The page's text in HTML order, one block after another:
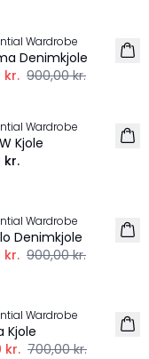
Wardrobe
Denimkjole
kr. 900,00 kr.
Wardrobe
Kjole
kr.
Wardrobe
Denimkjole
kr. 900,00 kr.
Wardrobe
Kjole
kr. 700,00 kr.